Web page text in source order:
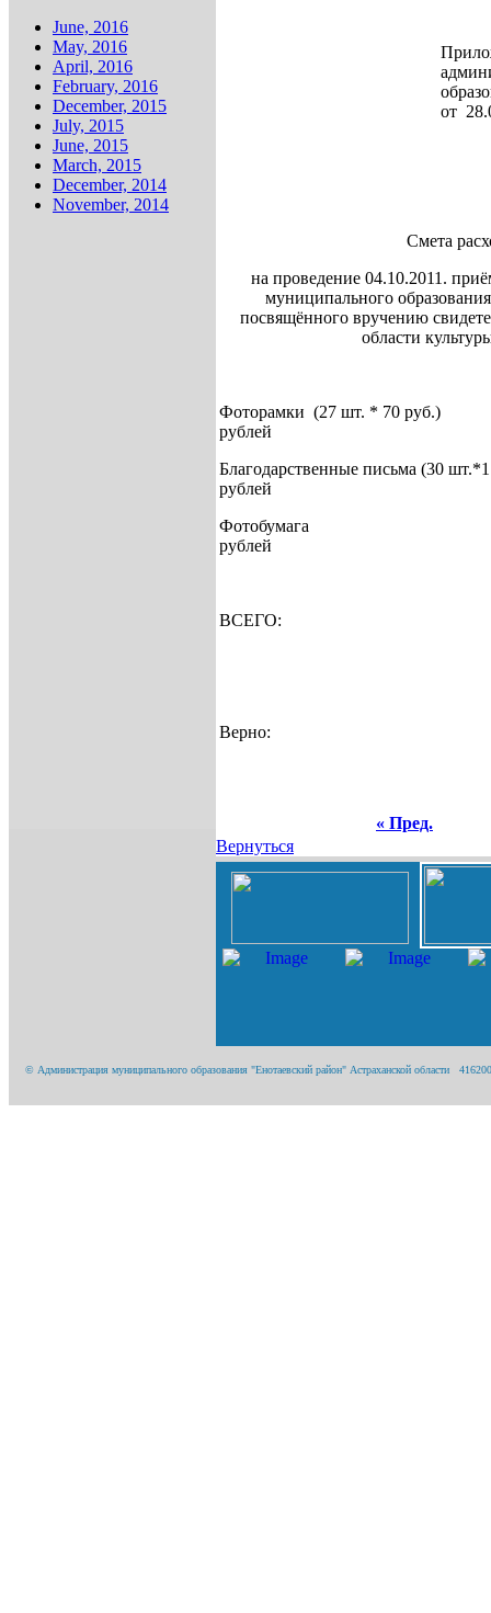
June, 2016
May, 2016
April, 2016
February, 2016
December, 2015
July, 2015
June, 2015
March, 2015
December, 2014
November, 2014
от
Смета
на проведение 04.10.2011.
муниципального
посвящённого вручению
области
Фоторамки (27 шт.
рублей
Благодарственные
рублей
ВСЕГО:
Верно:
« Пред.
Вернуться
© Администрация муниципального образования "Енотаевский район" Астраханской области